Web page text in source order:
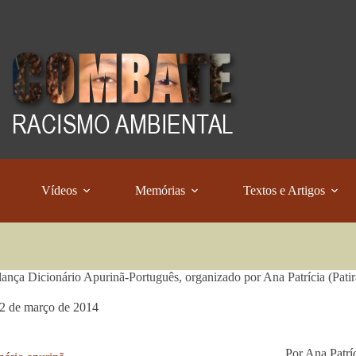
Vídeos Memórias Textos e Artigos
Dicionário Apurinã-Português, organizado por Ana Patrícia
de março de 2014
Por Ana